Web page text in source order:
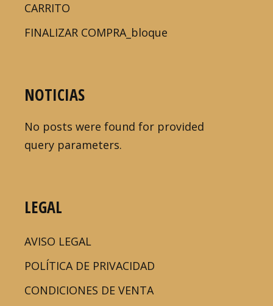
CARRITO
FINALIZAR COMPRA_bloque
NOTICIAS
No posts were found for provided
query parameters.
LEGAL
AVISO LEGAL
POLÍTICA DE PRIVACIDAD
CONDICIONES DE VENTA